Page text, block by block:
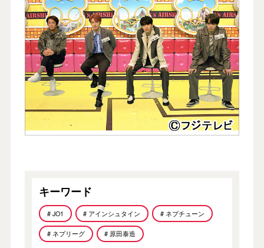
キーワード
# JO1 # アインシュタイン # ネプチューン
# ネプリーグ # 原田泰造